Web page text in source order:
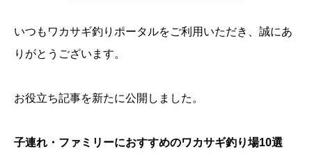
いつもワカサギ釣りポータルをご利用いただき、誠にあ
りがとうございます。
お役立ち記事を新たに公開しました。
子連れ・ファミリーにおすすめのワカサギ釣り場10選